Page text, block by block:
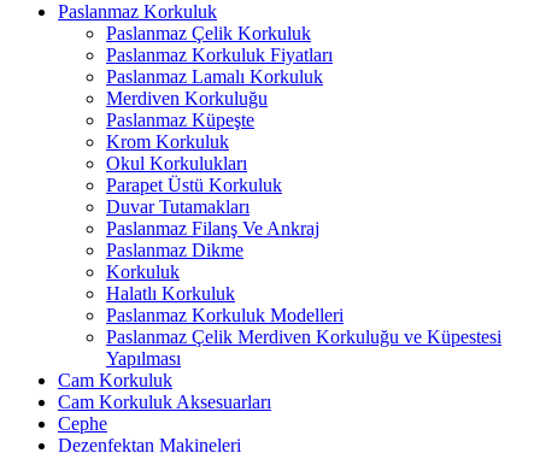
Paslanmaz Korkuluk
Paslanmaz Çelik Korkuluk
Paslanmaz Korkuluk Fiyatları
Paslanmaz Lamalı Korkuluk
Merdiven Korkuluğu
Paslanmaz Küpeşte
Krom Korkuluk
Okul Korkulukları
Parapet Üstü Korkuluk
Duvar Tutamakları
Paslanmaz Filanş Ve Ankraj
Paslanmaz Dikme
Korkuluk
Halatlı Korkuluk
Paslanmaz Korkuluk Modelleri
Paslanmaz Çelik Merdiven Korkuluğu ve Küpestesi
Yapılması
Cam Korkuluk
Cam Korkuluk Aksesuarları
Cephe
Dezenfektan Makineleri